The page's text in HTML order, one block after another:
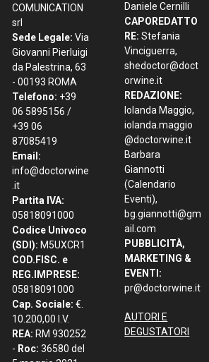
COMUNICATION
srl
Sede Legale: Via
Giovanni Pierluigi
da Palestrina, 63
- 00193 ROMA
Telefono: +39
06 5895156 /
+39 06
87085419
Email:
info@doctorwine
.it
Partita IVA:
05818091000
Codice Univoco
(SDI): M5UXCR1
COD.FISC. e
REG.IMPRESE:
05818091000
Cap. Sociale: €.
10.200,00 I.V.
REA: RM 930252
- Roc: 36580 del
Daniele Cernilli
CAPOREDATTO
RE: Stefania
Vinciguerra,
shedoctor@doct
orwine.it
REDAZIONE:
Iolanda Maggio,
iolanda.maggio
@doctorwine.it
Barbara
Giannotti
(Calendario
Eventi),
bg.giannotti@gm
ail.com
PUBBLICITÀ,
MARKETING &
EVENTI:
pr@doctorwine.it
AUTORI E
DEGUSTATORI